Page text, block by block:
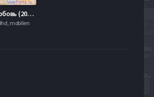
Похоже на любовь (2013)
mobilen